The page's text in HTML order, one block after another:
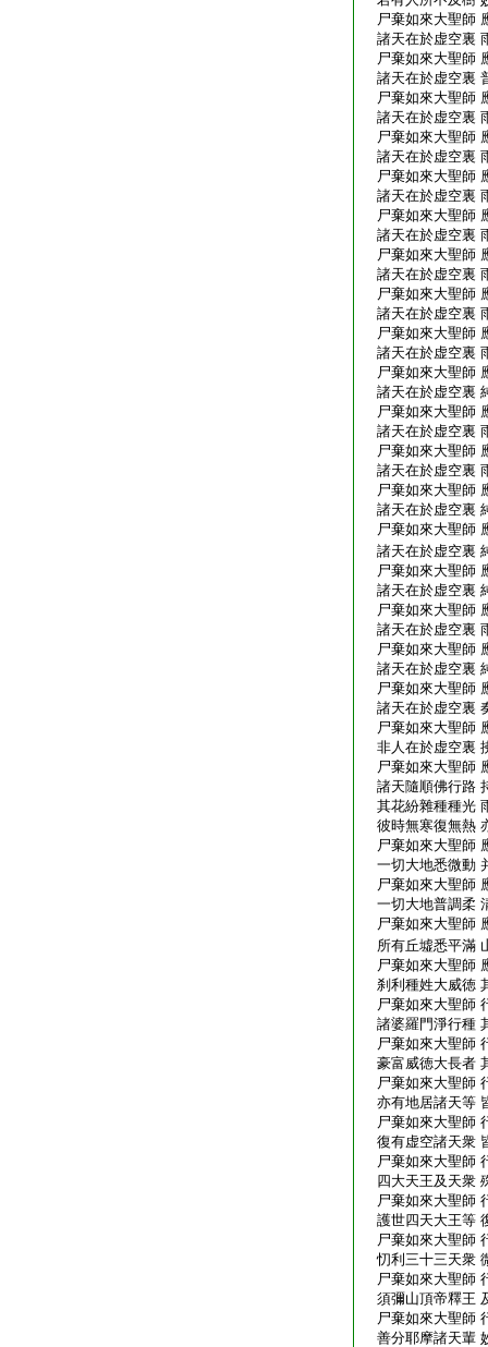
尸棄如來大聖師
諸天在於虚空裏
尸棄如來大聖師
諸天在於虚空裏
尸棄如來大聖師
諸天在於虚空裏
尸棄如來大聖師
諸天在於虚空裏
尸棄如來大聖師
諸天在於虚空裏
尸棄如來大聖師
諸天在於虚空裏
尸棄如來大聖師
諸天在於虚空裏
尸棄如來大聖師
諸天在於虚空裏
尸棄如來大聖師
諸天在於虚空裏
尸棄如來大聖師
諸天在於虚空裏
尸棄如來大聖師
諸天在於虚空裏
尸棄如來大聖師
諸天在於虚空裏
尸棄如來大聖師
諸天在於虚空裏
尸棄如來大聖師
諸天在於虚空裏
尸棄如來大聖師
諸天在於虚空裏
尸棄如來大聖師
諸天在於虚空裏
尸棄如來大聖師
諸天在於虚空裏
尸棄如來大聖師
諸天在於虚空裏
尸棄如來大聖師
非人在於虚空裏
尸棄如來大聖師
諸天隨順佛行路
其花紛雜種種光
彼時無寒復無熱
尸棄如來大聖師
一切大地悉微動
尸棄如來大聖師
一切大地普調柔
尸棄如來大聖師
所有丘墟悉平滿
尸棄如來大聖師
刹利種姓大威徳
尸棄如來大聖師
諸婆羅門淨行種
尸棄如來大聖師
豪富威徳大長者
尸棄如來大聖師
亦有地居諸天等
尸棄如來大聖師
復有虚空諸天衆
尸棄如來大聖師
四大天王及天衆
尸棄如來大聖師
護世四天大王等
尸棄如來大聖師
忉利三十三天衆
尸棄如來大聖師
須彌山頂帝釋王
尸棄如來大聖師
善分耶摩諸天輩